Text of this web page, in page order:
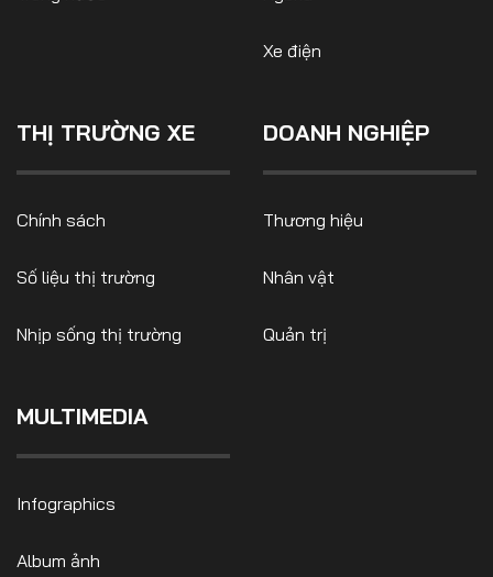
Xe điện
THỊ TRƯỜNG XE
Chính sách
Số liệu thị trường
Nhịp sống thị trường
DOANH NGHIỆP
Thương hiệu
Nhân vật
Quản trị
MULTIMEDIA
Infographics
Album ảnh